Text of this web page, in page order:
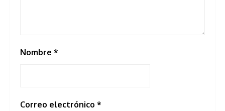
Nombre *
Correo electrónico *